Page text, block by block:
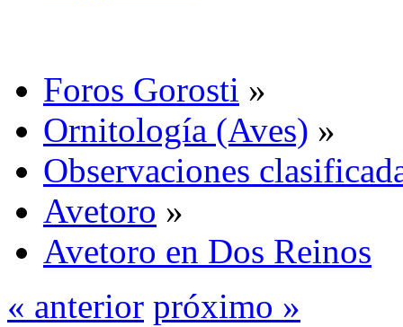
Foros Gorosti »
Ornitología (Aves) »
Observaciones
Avetoro »
Avetoro en Dos Reinos
« anterior próximo »